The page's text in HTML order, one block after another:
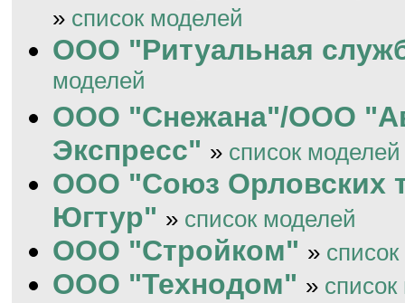
» список моделей
ООО "Ритуальная
моделей
ООО "Снежана"/ООО
Экспресс" » список моделей
ООО "Союз Орловских
Югтур" » список моделей
ООО "Стройком" »
ООО "Технодом" »